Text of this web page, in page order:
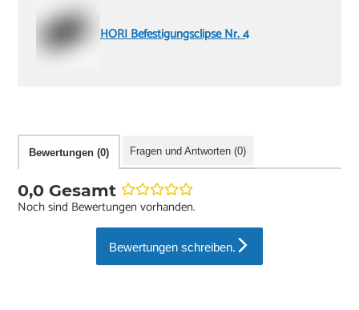
HORI Befestigungsclipse Nr. 4
Bewertungen (0) Fragen und Antworten (0)
0,0 Gesamt
Noch sind Bewertungen vorhanden.
Bewertungen schreiben.